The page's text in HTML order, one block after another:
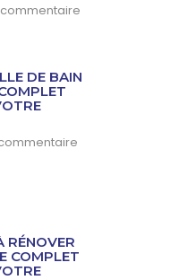
DE BAIN
RÉNOVER
COMPLET